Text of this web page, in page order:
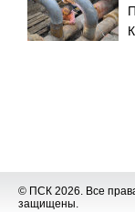
© ПСК 2026. Все
защищены.